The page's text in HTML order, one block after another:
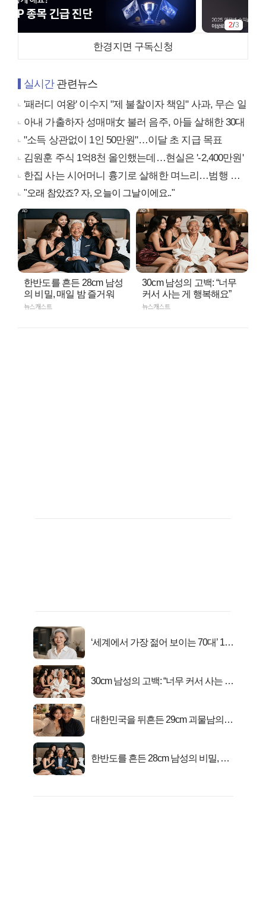
2/3
한경지면 구독신청
실시간관련뉴스
'패러디 여왕' 이수지 "제 불찰이자 책임" 사과, 무슨 일
아내 가출하자 성매매女 불러 음주, 아들 살해한 30대
"소득 상관없이 1인 50만원"…이달 초 지급 목표
김원훈 주식 1억8천 올인했는데…현실은 '-2,400만원'
한집 사는 시어머니 흉기로 살해한 며느리…범행 동기는
"오래 참았죠? 자, 오늘이 그날이에요.."
한반도를 흔든 28cm 남성
의 비밀, 매일 밤 즐거워
뉴스캐스트
30cm 남성의 고백: “너무
커서 사는 게 행복해요”
뉴스캐스트
‘세계에서 가장 젊어 보이는 70대’ 1위
30cm 남성의 고백: “너무 커서 사는 게
대한민국을 뒤흔든 29cm 괴물남의
한반도를 흔든 28cm 남성의 비밀, 매